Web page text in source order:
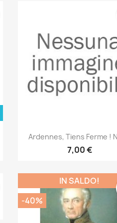
 Anteprima
Ardennes, Tiens Ferme !
7,00 €
IN SALDO!
-40%